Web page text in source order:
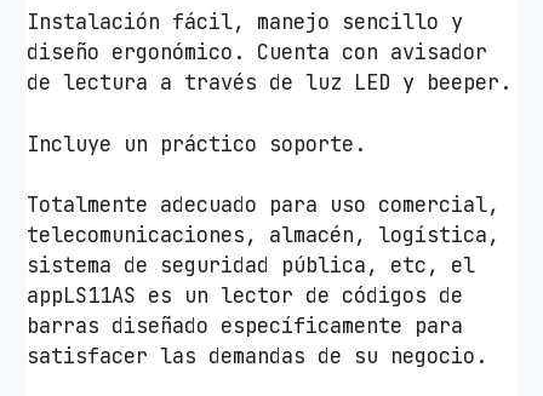
D
A
p
r
x
a
p
p
L
S
Instalación fácil, manejo sencillo y
diseño ergonómico. Cuenta con avisador
de lectura a través de luz LED y beeper.
Incluye un práctico soporte.
Totalmente adecuado para uso comercial,
telecomunicaciones, almacén, logística,
sistema de seguridad pública, etc, el
appLS11AS es un lector de códigos de
barras diseñado específicamente para
satisfacer las demandas de su negocio.